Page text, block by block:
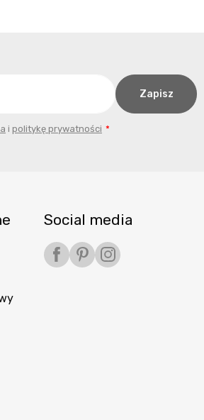
i politykę prywatności
Social media
Facebook
PinterestInstagram